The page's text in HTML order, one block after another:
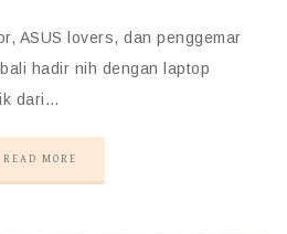
ASUS lovers, dan penggemar
hadir nih dengan laptop
dari…
READ MORE